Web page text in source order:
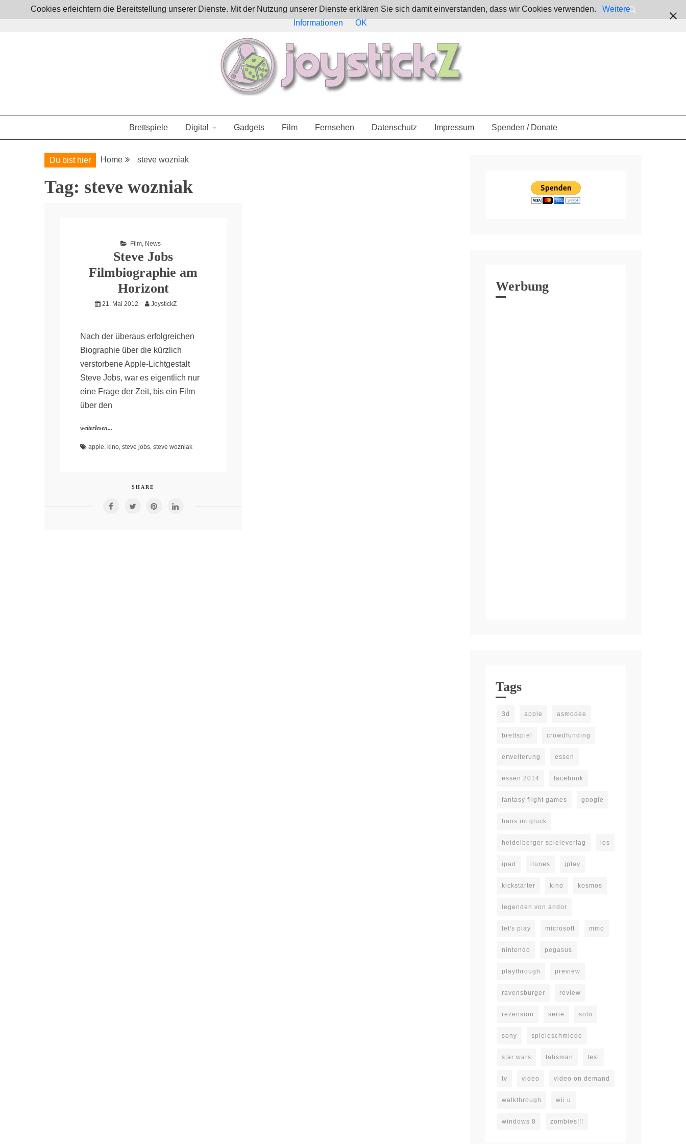
to
JoystickZ
Brettspiele Digital Gadgets Film Fernsehen Datenschutz Impressum Spenden / Donate
Du bist hier Home steve wozniak
Tag: steve wozniak
Film, News
Steve Jobs
Filmbiographie am
Horizont
21. Mai 2012 JoystickZ
Nach der überaus erfolgreichen
Biographie über die kürzlich
verstorbene Apple-Lichtgestalt
Steve Jobs, war es eigentlich nur
eine Frage der Zeit, bis ein Film
über den
weiterlesen...
apple, kino, steve jobs, steve wozniak
SHARE
Werbung
Tags
3d apple asmodee
brettspiel crowdfunding
erweiterung essen
essen 2014 facebook
fantasy flight games google
hans im glück
heidelberger spieleverlag ios
ipad itunes jplay
kickstarter kino kosmos
legenden von andor
let's play microsoft mmo
nintendo pegasus
playthrough preview
ravensburger review
rezension serie solo
sony spieleschmiede
star wars talisman test
tv video video on demand
walkthrough wii u
windows 8 zombies!!!
Cookies erleichtern die Bereitstellung unserer Dienste. Mit der Nutzung unserer Dienste erklären Sie sich damit einverstanden, dass wir Cookies verwenden.
Weitere
Informationen
OK